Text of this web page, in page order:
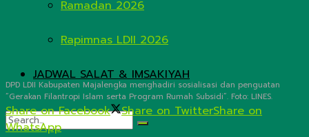
Ramadan 2026
Rapimnas LDII 2026
JADWAL SALAT & IMSAKIYAH
DPD LDII Kabupaten Majalengka menghadiri sosialisasi dan penguatan
“Gerakan Filantropi Islam serta Program Rumah Subsidi”. Foto: LINES.
Share on Facebook Share on TwitterShare on
WhatsApp